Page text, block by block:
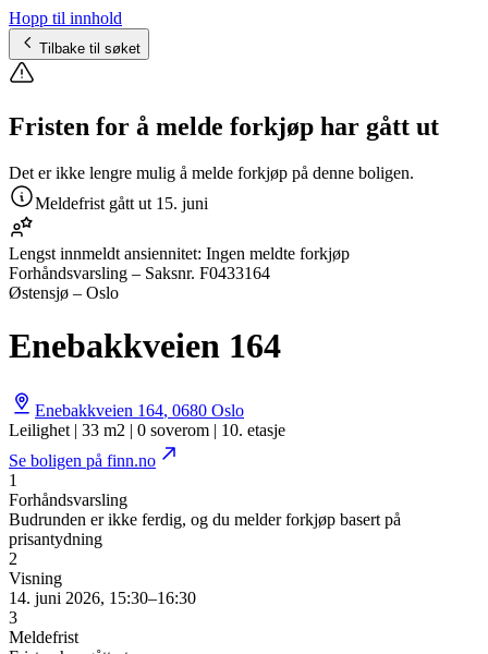
Hopp til innhold
Tilbake til søket
Fristen for å melde forkjøp har gått ut
Det er ikke lengre mulig å melde forkjøp på denne boligen.
Meldefrist gått ut 15. juni
Lengst innmeldt ansiennitet: Ingen meldte forkjøp
Forhåndsvarsling – Saksnr. F0433164
Østensjø – Oslo
Enebakkveien 164
Enebakkveien 164, 0680 Oslo
Leilighet | 33 m2 | 0 soverom | 10. etasje
Se boligen på finn.no
1
Forhåndsvarsling
Budrunden er ikke ferdig, og du melder forkjøp basert på
prisantydning
2
Visning
14. juni 2026, 15:30–16:30
3
Meldefrist